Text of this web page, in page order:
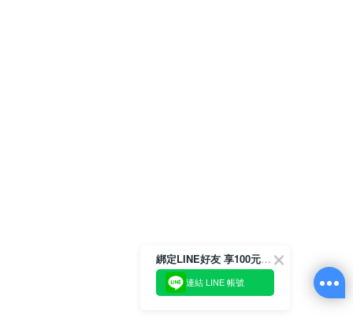
綁定LINE好友 享100元折價券
連結 LINE 帳號